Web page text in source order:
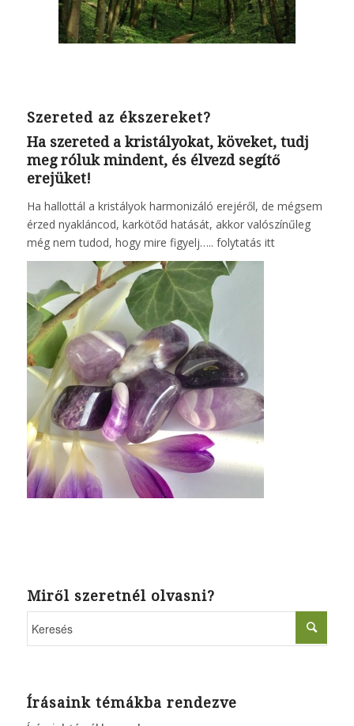
Szereted az ékszereket?
Ha szereted a kristályokat, köveket, tudj
meg róluk mindent, és élvezd segítő
erejüket!
Ha hallottál a kristályok harmonizáló erejéről, de mégsem
érzed nyakláncod, karkötőd hatását, akkor valószínűleg
még nem tudod, hogy mire figyelj….. folytatás itt
Miről szeretnél olvasni?
Írásaink témákba rendezve